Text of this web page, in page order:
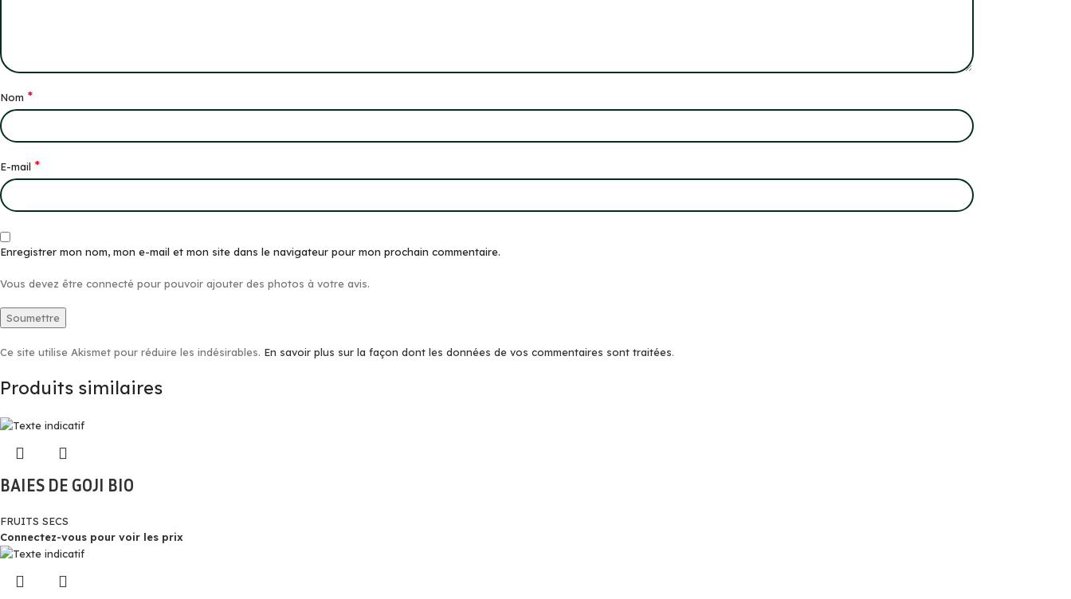
Nom *
E-mail *
Enregistrer mon nom, mon e-mail et mon site dans le navigateur pour mon prochain commentaire.
Vous devez être connecté pour pouvoir ajouter des photos à votre avis.
Ce site utilise Akismet pour réduire les indésirables. En savoir plus sur la façon dont les données de vos commentaires sont traitées.
Produits similaires
BAIES DE GOJI BIO
FRUITS SECS
Connectez-vous pour voir les prix